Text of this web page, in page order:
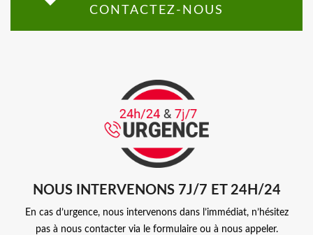
CONTACTEZ-NOUS
NOUS INTERVENONS 7J/7 ET 24H/24
En cas d’urgence, nous intervenons dans l’immédiat, n’hésitez
pas à nous contacter via le formulaire ou à nous appeler.